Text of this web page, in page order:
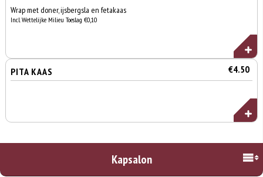
Wrap met doner, ijsbergsla en fetakaas
Incl. Wettelijke Milieu Toeslag €0,10
PITA KAAS €4.50
Kapsalon